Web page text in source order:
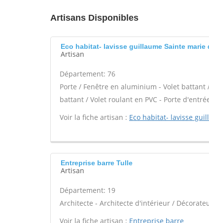
Artisans Disponibles
Eco habitat- lavisse guillaume Sainte marie
Artisan
Département: 76
Porte / Fenêtre en aluminium - Volet battant
battant / Volet roulant en PVC - Porte
Voir la fiche artisan : Eco habitat- lavisse
Entreprise barre Tulle
Artisan
Département: 19
Architecte - Architecte d'intérieur /
Voir la fiche artisan : Entreprise barre